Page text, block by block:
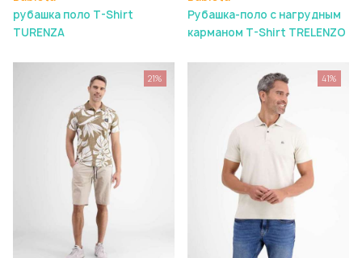
рубашка поло T-Shirt
TURENZA
Рубашка-поло с нагрудным
карманом T-Shirt TRELENZO
21% 41%